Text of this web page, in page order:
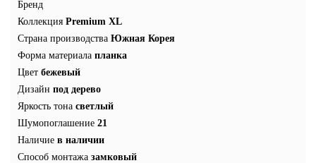
Бренд
Коллекция Premium XL
Страна производства Южная Корея
Форма материала планка
Цвет бежевый
Дизайн под дерево
Яркость тона светлый
Шумопоглашение 21
Наличие в наличии
Способ монтажа замковый